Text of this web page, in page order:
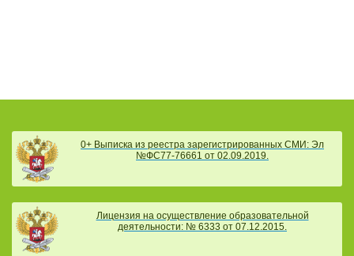
0+ Выписка из реестра зарегистрированных СМИ: Эл
№ФС77-76661 от 02.09.2019.
Лицензия на осуществление образовательной
деятельности: № 6333 от 07.12.2015.